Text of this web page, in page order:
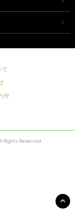
て
せ
Reserved.